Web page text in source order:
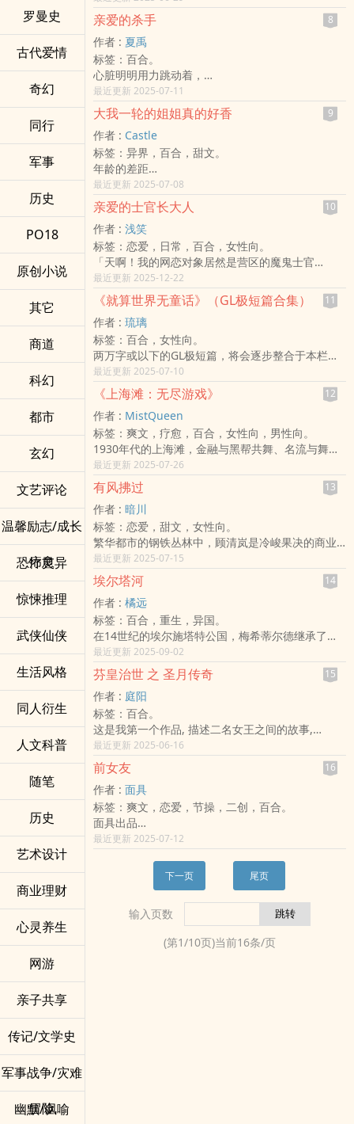
罗曼史
古代爱情
奇幻
同行
军事
历史
PO18
原创小说
其它
商道
科幻
都市
玄幻
文艺评论
温馨励志/成长
疗愈
恐怖灵异
惊悚推理
武侠仙侠
生活风格
同人衍生
人文科普
随笔
历史
艺术设计
商业理财
心灵养生
网游
亲子共享
传记/文学史
军事战争/灾难
冒险
幽默/讽喻
她家有钱得像台湾的迪士尼公主，是王子都要看她
的脸色排队。
坏脾气、爱翘课、恋爱记录多到图书馆都想给她开
一柜。
情场经验丰富，却从不留人过夜——
因为没有谁能在她的床上睡得过她的心机。
有人说她不好惹，她笑了——
不好惹？你是活着回来才敢这么说。
全校都知道她是风云人物，
除了风大了点、云黑了点，脾气再加点辣椒，ε=( o
｀ω′)ノ
其他都挺好（大概）。
而苏以晴？
穷得像小说前几章的主角，命苦但骨头硬。
书念得多，话说得少，心事也藏得多。
运动神经不错，感情神经却慢得像旧电脑——
别人撩她撩到冒烟，她还在帮人收桌子。
-------
苏以晴本来真的很想躲，尽量不出现在唐絮凝视线
范围内～
她不是胆小，只是太穷，没本钱惹风头。
能不对话就不对话，能不对眼就不对眼，连喝水都
选最远的饮水机。
结果命运偏偏让她，每天像小老鼠撞进猫的地盘～
Σ(っ °Д °っ
每天不是被冷眼，就是被逼陪吃饭；
不是被碎念，就是被按着帮按摩（还没收费那
种）；
学姊嘴上说讨厌她，结果行为像在追人。
她说她是来讨个公道，手却不小心牵住了。
吵架、误会、心动、吃醋，一路打打闹闹，
到后来才发现——她们早就成了彼此最放不下的那
个人。
一场误会，一段情书，一个爱到骨子里的故事。
从学姐学妹到恋人，从针锋相对到深情以待。
在最青春的日子里，她们学会爱，也学会成为更好
的自己。
(贴心小叮咛:本作品有几处火花四射的场面(p≧w≦q),
甜度足够让宝宝们心跳加速,请适龄阅览(●'◡'●))
是想藉酒消愁。
在那一天，她们重逢，拥抱了彼此。
2022新作，自制书封
欲参加比赛所以删掉重新上传，喜欢的人欢迎重新
订阅
文案：
智商一百八的天才少女，十五岁从麻省理工学院毕
业，随即创立科技公司，一年后挤身成为亿万富
翁。
这是替身的故事。
一个我爱妳，妳却爱着别人的虐文。
也是执行长与特助的秘密恋爱。
书封感谢笔恩、不鱼、寂凛、子乔、青阳制作。
现在书封为不鱼制作。
荣登142期2022／3／10号电子报。
◕‿◕焚焰的IG
亲爱的杀手 8
作者 : 夏禹
标签：百合。
心脏明明用力跳动着，
为什么始终感受不到该有的温度......
当杀人不眨眼的恶魔，
遇上温柔的老师。
「我不需要任何人担心，尤其是妳。」
训练有素的杀手白安竹，总是对身边的人事物保持
警戒，
从不让任何人靠近。
却在一次重伤后，被刚好路过的班导师向慕青撞
见，
「听好了，妳是老师，我是学生，仅此而已。」
「离开这所学校，我们就什么都不是了。」
白安竹本以为，自己和班导师，如同过去的所有关
系一样，
短暂且无谓。
看着男友殉职，向慕青再也承受不住再一次离别，
怎么能够眼睁睁看着自己的学生步上男友的后尘。
怀着拯救学生的心情走向白安竹，
这一次交会，却像不可抗的地心引力，
吸住向慕青和白安竹，
谁都逃不掉。
------
续作《冬尽晴默》已上线。
感谢所有点进来阅读的读者，好人一生平安。
最近更新 2025-07-11
大我一轮的姐姐真的好香 9
作者 : Castle
标签：异界，百合，甜文。
年龄的差距
身份的距离
经济的落差
年上对年下的不安感
年下对年上的自卑感
但最后
感性胜于理性
这姐姐太香了
先上了再说
最近更新 2025-07-08
亲爱的士官长大人 10
作者 : 浅笑
标签：恋爱，日常，百合，女性向。
「天啊！我的网恋对象居然是营区的魔鬼士官
长！」
新兵林语晞入伍前，曾与网路恋人『海风』相爱一
年，疯狂抱怨她的『主管』是个冷酷无情的女魔
头。然而，命运开了一个极致的玩笑——她疯狂吐
槽的对象，竟是她网路那头宠溺、温柔到能让她卸
下所有防备的许亦棠士官长。
那个『紫色恐怖』的女魔头，跟温柔的『海风』完
全成了大大的反比！
从此，两人的关系在铁血的军营中变得极度禁忌。
白天，她是严厉得令她腿软的长官，用军纪锁住
她；夜晚，她则化身为炙热而霸道的恋人，在禁闭
的办公室里对她进行充满‎‍情‍‎欲‎的『惩罚』。
「她是照亮我黑暗中唯一的一束光，是我在荒芜世
界里的小向日葵。我不能，也不敢让她离开。我必
须用我的权威锁住她，用我的温柔宠坏她，这样她
才知道，除了我，没有人能给她真正的安全感。」
「我的小向日葵，都玩出火了就想走，怎么行
呢？」
最近更新 2025-12-22
《就算世界无童话》（GL极短篇合集） 11
作者 : 琉璃
标签：百合，女性向。
两万字或以下的GL极短篇，将会逐步整合于本栏目
发布。
极短篇包括：
《贩卖记忆》（已发布）
《全面通缉》（已发布）
《恶作剧》（已发布）
《偿还》敏若人现代AU（已发布）
每部极短篇的名字都会在章回标题以书名号标示。
因为写作时期跨度很大，有些很久之前的旧作，虽
然很稚嫩很多瑕疵，但我个人回顾时还是觉得蛮有
意思的，所以会校稿后放上来。
不过并不会大修，只会修正一些明显错误或落伍的
事项，保留当时青涩的自己。
或许你是从我比较近期的作品看过来的，看到旧作
时可能会不适应或不喜欢，我会在每部的开头篇章
放上简介和写作年份，可以先看简介，再决定要不
要阅读该部作品。
之前发布过的《贩卖记忆》，虽然超过二万字，但
超出不多，所以也被我归到这边来了。
最近更新 2025-07-10
《上海滩：无尽游戏》 12
作者 : MistQueen
标签：爽文，疗愈，百合，女性向，男性向。
1930年代的上海滩，金融与黑帮共舞、名流与舞女
争辉。
她是权势滔天的白家女王，一双高跟鞋踏遍风云十
里洋场。
在无数人敬畏与讨好之下，她早已将所有人踩在脚
下——
直到命运与欲望把她困进密室里，轮流成为支配者
与被支配者。
忠诚的贴身下人、贪婪的警界权臣、狼狈求饶的黑
帮大哥、浮沉于主奴、羞辱、共犯、欲望、救赎的
夹缝。
每个人都在上海这座城市里扮演着自己的「角
色」，但没有人能永远是赢家。
身份可以逆转，规矩可以打破，权力、尊严、欲望
和羞耻，
轮到你成王还是成奴，全看谁的手段、谁的心肠、
谁的秘密更深。
这是一部权力与人性、残酷与温柔、规矩与疯狂交
织的时代大戏。
「主」与「奴」，从来都没有固定的位置。
最近更新 2025-07-26
有风拂过 13
作者 : 暗川
标签：恋爱，甜文，女性向。
繁华都市的钢铁丛林中，顾清岚是冷峻果决的商业
总裁，她的世界被工作填满。程砚秋则是沉静如水
的社区警官，她的平凡日常里有风拂过湖面的平
和。
一次活动的邂逅，将两个看似毫无交集的世界悄然
连接。顾清岚被程砚秋的温和与笃定吸引，那些看
似平淡的举动却轻轻撩动她压抑已久的情绪。
程砚秋，则在与顾清岚的每一次交谈中，逐渐发现
这位冷静总裁心底柔软的一面。
这是一个关于治愈的故事，是冷与暖的交融，是两
个独立灵魂在都市之中找到彼此的温柔归宿。
每天 10 点准时更新！如果留言够热情，晚上 6 点就
加更！来吧，让我们看看今天能不能解锁双更！
三月一号 --三十号晚上六点加更。
X，Threads，blog:
/shaded_brook
/
最近更新 2025-07-15
埃尔塔河 14
作者 : 橘远
标签：百合，重生，异国。
在14世纪的埃尔施塔特公国，梅希蒂尔德继承了父
亲的领地，而她的叔叔海因里希担任摄政。
埃尔施塔特家族的城堡坐落在埃尔塔河的转弯处，
在这幽闭的城堡当中，公主的生命似乎面临着威
胁。她唯一能够信任的只有自己的家庭教师艾尔
丝：这位女性在关系上与她是师生，在年龄上是姐
妹，但在实际上，如母亲一般守护着她。
艾尔丝出身女修院，教导年轻的郡主拉丁文法和管
理事务。在这所与世隔绝的城堡当中，她们是彼此
唯一的依靠。
最近更新 2025-09-02
芬皇治世 之 圣月传奇 15
作者 : 庭阳
标签：百合。
这是我第一个作品, 描述二名女王之间的故事,
对朝廷内的争斗仍显青涩, 会加以编修, 依旧
有打斗的场景,希望大家会喜欢 !
感谢大家 !
封面自制, 如有侵权, 请告知 !
最近更新 2025-06-16
前女友 16
作者 : 面具
标签：爽文，恋爱，节操，二创，百合。
面具出品
凉薇同人限制级短篇作品
－－－
杜蔷薇在一场画展中巧遇分手了五年的前女友－凉
冰。蔷薇对凉冰当年的不告而别怀恨在心，但对凉
冰的思念与情意也从未忘却。五年后再相遇，蔷薇
控制不住压抑已久的爱欲，重逢第一晚，两人就激
情相拥，旧情复燃，后来凉冰才揭开了当年离开的
真相，她的真实身份......
最近更新 2025-07-12
下一页 尾页
输入页数
(第1/10页)当前16条/页